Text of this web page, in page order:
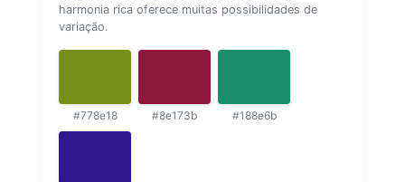
harmonia rica oferece muitas possibilidades de
variação.
#778e18 #8e173b #188e6b